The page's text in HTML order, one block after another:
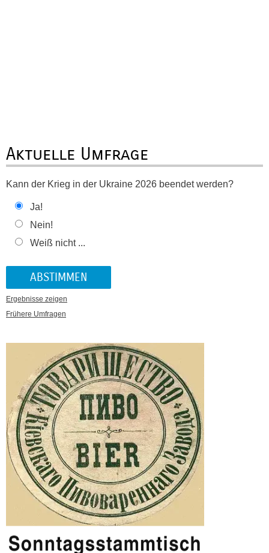
Aktuelle Umfrage
Kann der Krieg in der Ukraine 2026 beendet werden?
Ja!
Nein!
Weiß nicht ...
Ergebnisse zeigen
Frühere Umfragen